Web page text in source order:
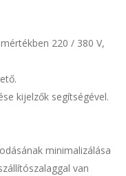
220 / 380 V,
kijelzők segítségével.
minimalizálása
van